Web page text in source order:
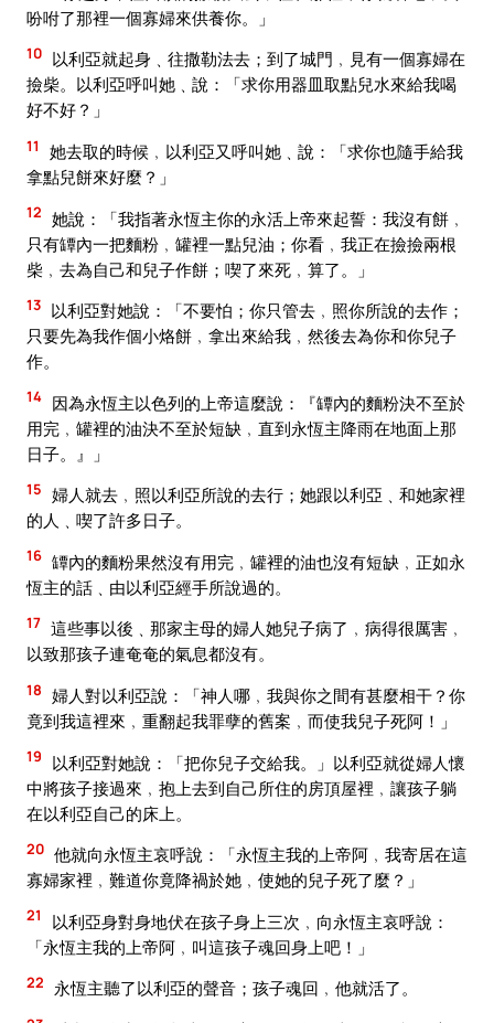
吩咐了那裡一個寡婦來供養你。」
10 以利亞就起身﹑往撒勒法去；到了城門﹐見有一個寡婦在
撿柴。以利亞呼叫她﹑說：「求你用器皿取點兒水來給我喝
好不好？」
11
她去取的時候﹐以利亞又呼叫她﹑說：「求你也隨手給我
拿點兒餅來好麼？」
12 她說：「我指著永恆主你的永活上帝來起誓：我沒有餅﹐
只有罈內一把麵粉﹐罐裡一點兒油；你看﹐我正在撿撿兩根
柴﹐去為自己和兒子作餅；喫了來死﹐算了。」
13 以利亞對她說：「不要怕；你只管去﹐照你所說的去作；
只要先為我作個小烙餅﹐拿出來給我﹐然後去為你和你兒子
作。
14 因為永恆主以色列的上帝這麼說：『罈內的麵粉決不至於
用完﹐罐裡的油決不至於短缺﹐直到永恆主降雨在地面上那
日子。』」
15 婦人就去﹐照以利亞所說的去行；她跟以利亞﹑和她家裡
的人﹑喫了許多日子。
16 罈內的麵粉果然沒有用完﹐罐裡的油也沒有短缺﹐正如永
恆主的話﹑由以利亞經手所說過的。
17 這些事以後﹑那家主母的婦人她兒子病了﹐病得很厲害﹐
以致那孩子連奄奄的氣息都沒有。
18 婦人對以利亞說：「神人哪﹐我與你之間有甚麼相干？你
竟到我這裡來﹐重翻起我罪孽的舊案﹐而使我兒子死阿！」
19
以利亞對她說：「把你兒子交給我。」以利亞就從婦人懷
中將孩子接過來﹐抱上去到自己所住的房頂屋裡﹐讓孩子躺
在以利亞自己的床上。
20 他就向永恆主哀呼說：「永恆主我的上帝阿﹐我寄居在這
寡婦家裡﹐難道你竟降禍於她﹐使她的兒子死了麼？」
21
以利亞身對身地伏在孩子身上三次﹐向永恆主哀呼說：
「永恆主我的上帝阿﹐叫這孩子魂回身上吧！」
22 永恆主聽了以利亞的聲音；孩子魂回﹐他就活了。